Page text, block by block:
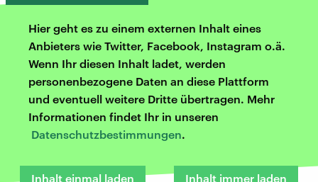
Hier geht es zu einem externen Inhalt eines
Anbieters wie Twitter, Facebook, Instagram o.ä.
Wenn Ihr diesen Inhalt ladet, werden
personenbezogene Daten an diese Plattform
und eventuell weitere Dritte übertragen. Mehr
Informationen findet Ihr in unseren
Datenschutzbestimmungen.
Inhalt einmal laden Inhalt immer laden